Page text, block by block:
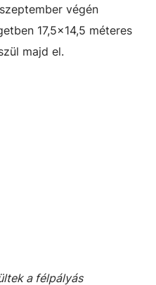
végén
17,5x14,5 méteres
majd el.
a félpályás